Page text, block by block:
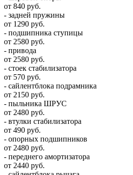
от 840 руб.
- задней пружины
от 1290 руб.
- подшипника ступицы
от 2580 руб.
- привода
от 2580 руб.
- стоек стабилизатора
от 570 руб.
- сайлентблока подрамника
от 2150 руб.
- пыльника ШРУС
от 2480 руб.
- втулки стабилизатора
от 490 руб.
- опорных подшипников
от 2480 руб.
- переднего амортизатора
от 2440 руб.